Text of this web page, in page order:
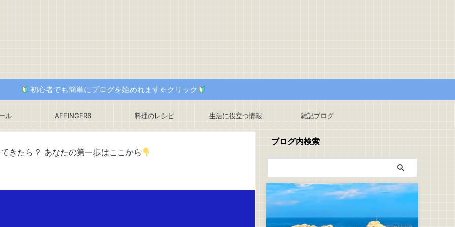
初心者でも簡単にブログを始めれます←クリック
ル AFFINGER6 料理のレシピ 生活に役立つ情報 雑記ブログ
きたら？ あなたの第一歩はここから
ブログ内検索